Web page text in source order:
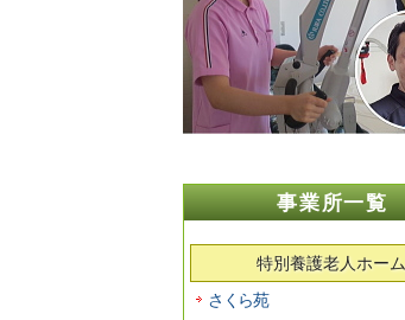
事業所一覧
特別養護老人ホーム
さくら苑